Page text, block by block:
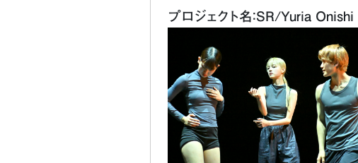
プロジェクト名：SR/Yuria Onishi